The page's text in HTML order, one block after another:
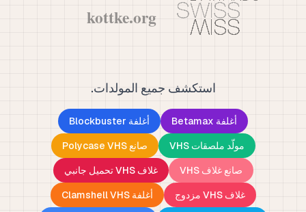
استكشف جميع المولدات.
أغلفة Betamax
أغلفة Blockbuster
مولّد ملصقات VHS
صانع Polycase VHS
صانع غلاف VHS
غلاف VHS تحميل جانبي
غلاف VHS مزدوج
أغلفة Clamshell VHS